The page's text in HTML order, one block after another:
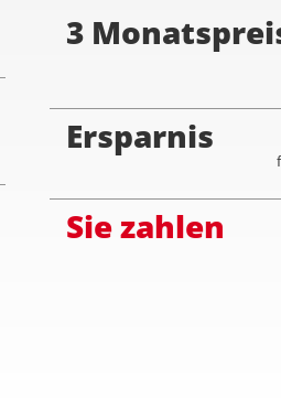
3
Ersparnis
Sie zahlen